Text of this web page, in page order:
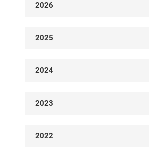
2026
2025
2024
2023
2022